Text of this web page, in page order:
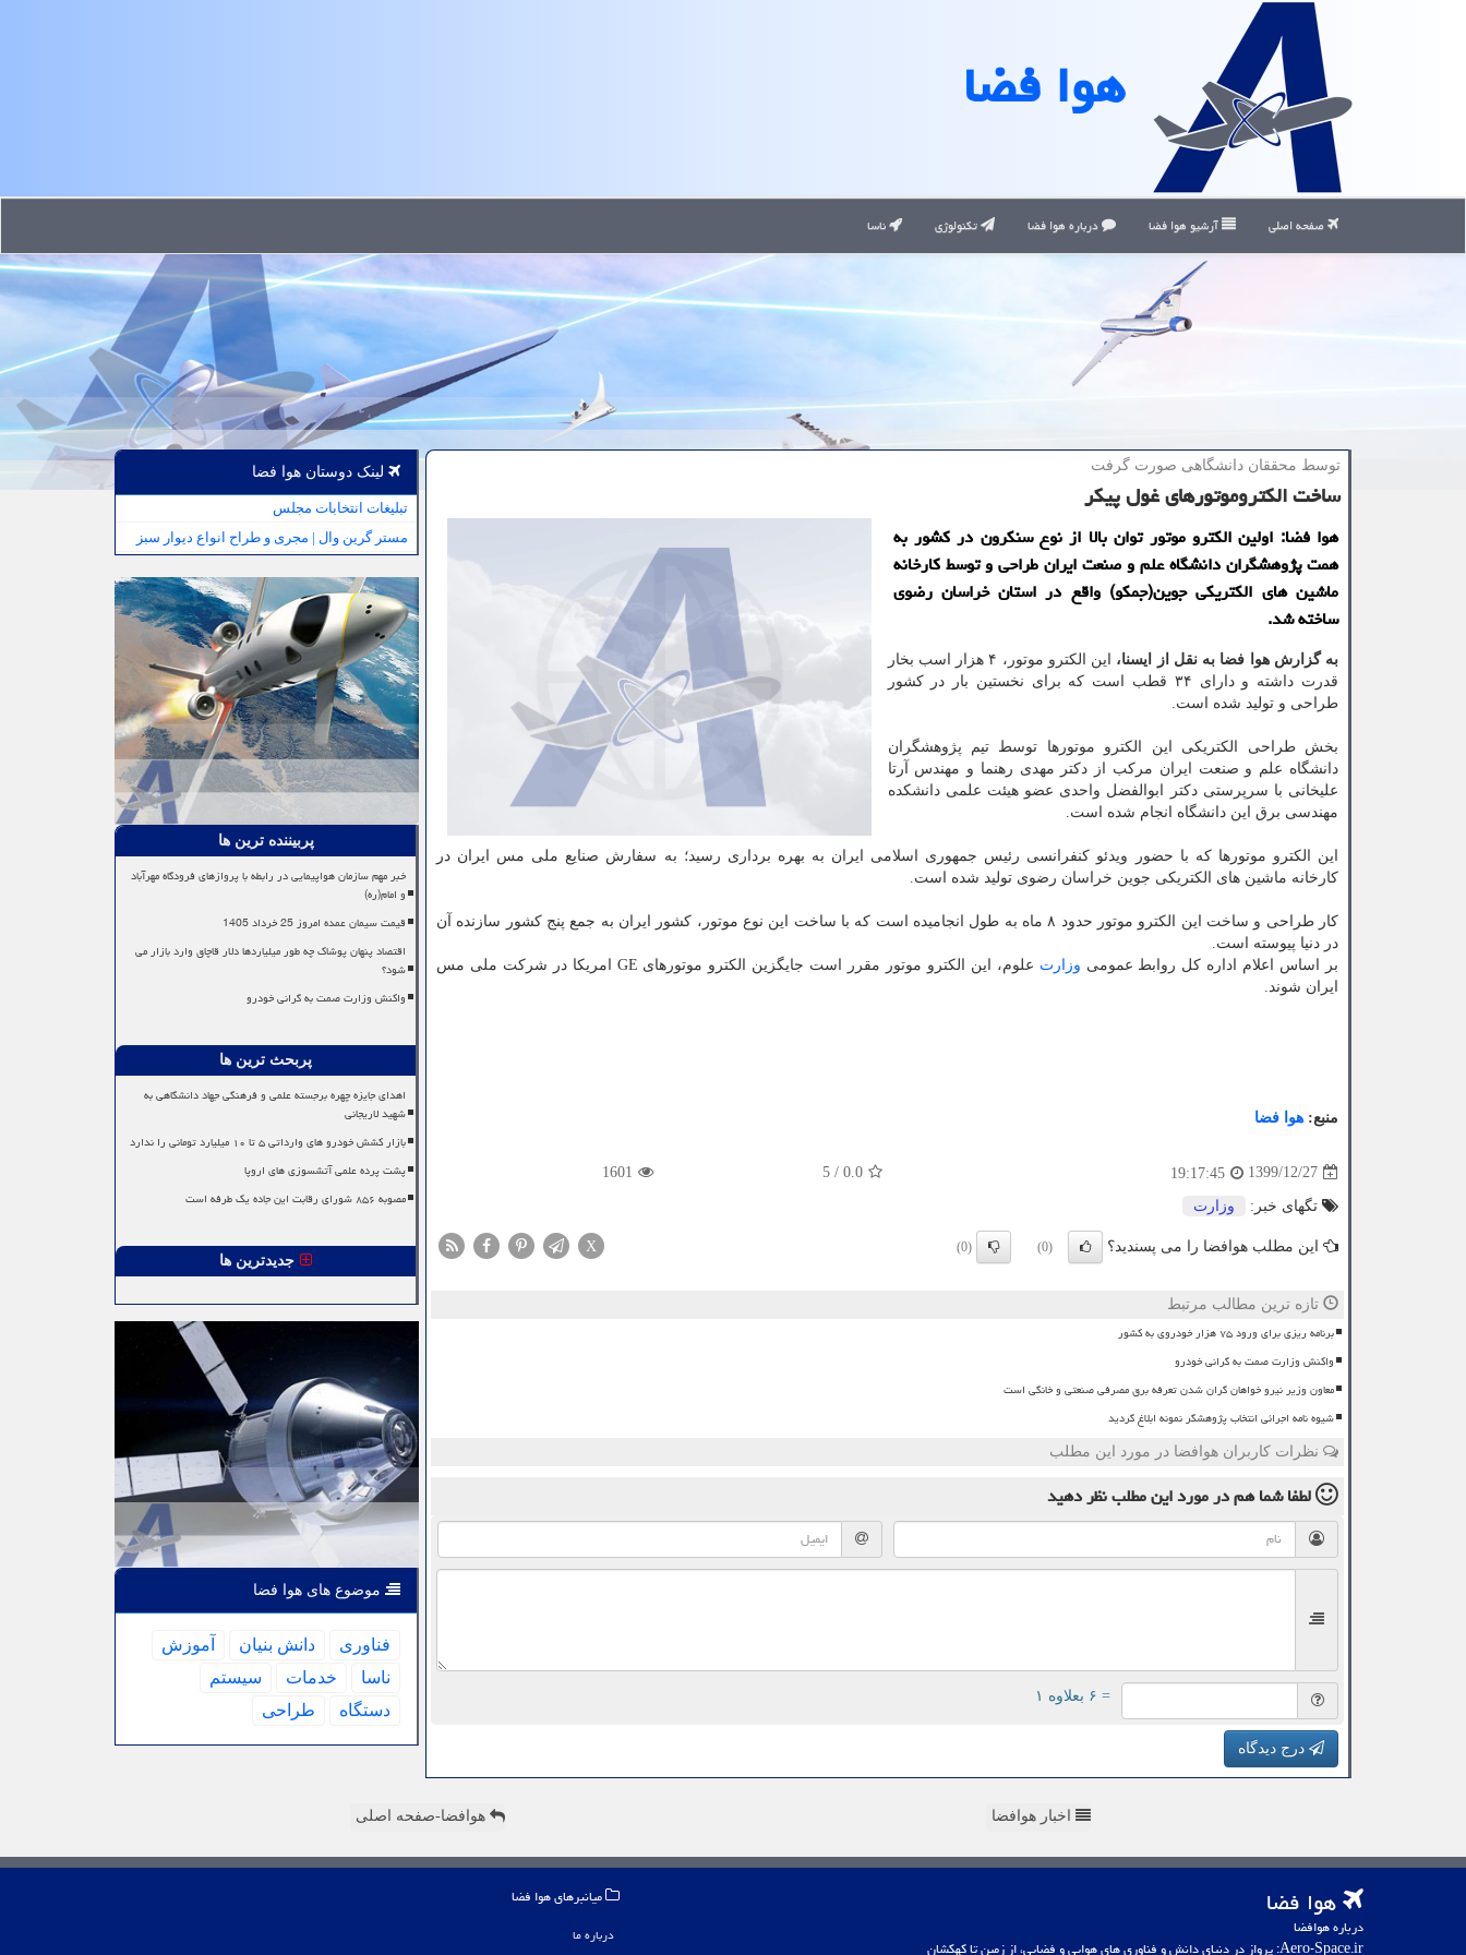
هوا فضا
صفحه اصلی آرشیو هوا فضا درباره هوا فضا تکنولوژی ناسا
توسط محققان دانشگاهی صورت گرفت
ساخت الكتروموتورهای غول پیكر
هوا فضا: اولین الکترو موتور توان بالا از نوع سنکرون در کشور به
همت پژوهشگران دانشگاه علم و صنعت ایران طراحی و توسط کارخانه
ماشین های الکتریکی جوین(جمکو) واقع در استان خراسان رضوی
ساخته شد.
به گزارش هوا فضا به نقل از ایسنا،
این الکترو موتور، ۴ هزار اسب بخار
قدرت داشته و دارای ۳۴ قطب است که برای نخستین بار در کشور
طراحی و تولید شده است.
بخش طراحی الکتریکی این الکترو موتورها توسط تیم پژوهشگران
دانشگاه علم و صنعت ایران مرکب از دکتر مهدی رهنما و مهندس آرتا
علیخانی با سرپرستی دکتر ابوالفضل واحدی عضو هیئت علمی دانشکده
مهندسی برق این دانشگاه انجام شده است.
این الکترو موتورها که با حضور ویدئو کنفرانسی رئیس جمهوری اسلامی ایران به بهره برداری رسید؛ به سفارش صنایع ملی مس ایران در
کارخانه ماشین های الکتریکی جوین خراسان رضوی تولید شده است.
کار طراحی و ساخت این الکترو موتور حدود ۸ ماه به طول انجامیده است که با ساخت این نوع موتور، کشور ایران به جمع پنج کشور سازنده آن
در دنیا پیوسته است.
بر اساس اعلام اداره کل روابط عمومی وزارت
علوم، این الکترو موتور مقرر است جایگزین الکترو موتورهای GE امریکا در شرکت ملی مس
ایران شوند.
منبع: هوا فضا
1399/12/27
19:17:45
0.0
/
5
1601
تگهای خبر: وزارت
این مطلب هوافضا را می پسندید؟ (0)
(0)
X
تازه ترین مطالب مرتبط
برنامه ریزی برای ورود ۷۵ هزار خودروی به کشور
واکنش وزارت صمت به گرانی خودرو
معاون وزیر نیرو خواهان گران شدن تعرفه برق مصرفی صنعتی و خانگی است
شیوه نامه اجرائی انتخاب پژوهشگر نمونه ابلاغ گردید
نظرات کاربران هوافضا در مورد این مطلب
لطفا شما همدر مورد این مطلبنظر دهید
= ۶ بعلاوه ۱
درج دیدگاه
لینک دوستان هوا فضا
تبلیغات انتخابات مجلس
مستر گرین وال | مجری و طراح انواع دیوار سبز
پربیننده ترین ها
خبر مهم سازمان هواپیمایی در رابطه با پروازهای فرودگاه مهرآباد
و امام(ره)
قیمت سیمان عمده امروز 25 خرداد 1405
اقتصاد پنهان پوشاک چه طور میلیاردها دلار قاچاق وارد بازار می
شود؟
واکنش وزارت صمت به گرانی خودرو
پربحث ترین ها
اهدای جایزه چهره برجسته علمی و فرهنگی جهاد دانشگاهی به
شهید لاریجانی
بازار کشش خودرو های وارداتی ۵ تا ۱۰ میلیارد تومانی را ندارد
پشت پرده علمی آتشسوزی های اروپا
مصوبه ۸۵۶ شورای رقابت این جاده یک طرفه است
جدیدترین ها
موضوع های هوا فضا
فناوری دانش بنیان
آموزش
ناسا
خدمات
سیستم
دستگاه
طراحی
اخبار هوافضا هوافضا-صفحه اصلی
هوا فضا
درباره هوافضا
Aero-Space.ir: پرواز در دنیای دانش و فناوری های هوایی و فضایی، از زمین تا کهکشان
میانبرهای هوا فضا
درباره ما